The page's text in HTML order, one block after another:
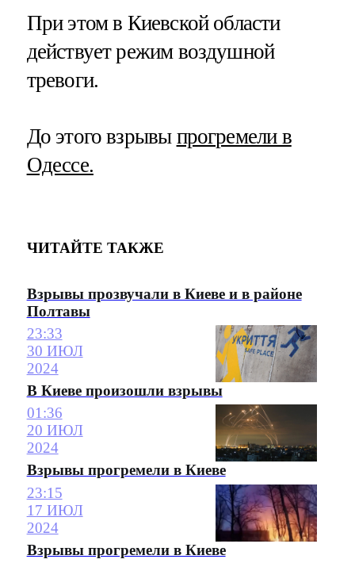
При этом в Киевской области
действует режим воздушной
тревоги.
До этого взрывы прогремели в
Одессе.
ЧИТАЙТЕ ТАКЖЕ
Взрывы прозвучали в Киеве и в районе
Полтавы
23:33
30 ИЮЛ
2024
В Киеве произошли взрывы
01:36
20 ИЮЛ
2024
Взрывы прогремели в Киеве
23:15
17 ИЮЛ
2024
Взрывы прогремели в Киеве